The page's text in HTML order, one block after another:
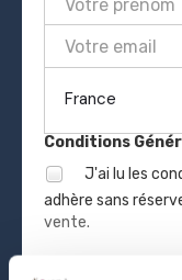
France
Conditions
J'ai lu les
adhère sans
vente.